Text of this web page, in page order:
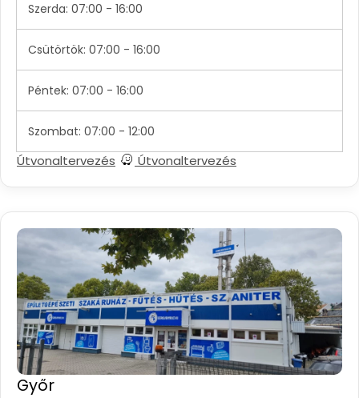
Szerda: 07:00 - 16:00
Csütörtök: 07:00 - 16:00
Péntek: 07:00 - 16:00
Szombat: 07:00 - 12:00
Útvonaltervezés Útvonaltervezés
Győr